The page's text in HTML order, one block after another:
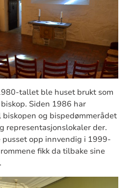
tallet ble huset brukt som
Siden 1986 har
og bispedømmerådet
representasjonslokaler der.
opp innvendig i 1999-
fikk da tilbake sine